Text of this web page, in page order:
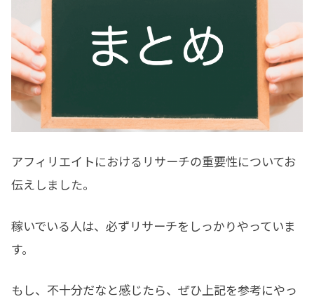
アフィリエイトにおけるリサーチの重要性についてお
伝えしました。
稼いでいる人は、必ずリサーチをしっかりやっていま
す。
もし、不十分だなと感じたら、ぜひ上記を参考にやっ